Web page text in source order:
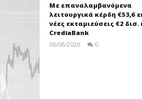
Με επαναλαμβανόμενα
λειτουργικά κέρδη €53,6
νέες εκταμιεύσεις €2 δισ.
CrediaBank
06/08/2026
0